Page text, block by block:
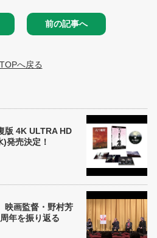
前の記事へ
TOPへ戻る
版 4K ULTRA HD
発売決定！
画監督・野村芳
年を振り返る